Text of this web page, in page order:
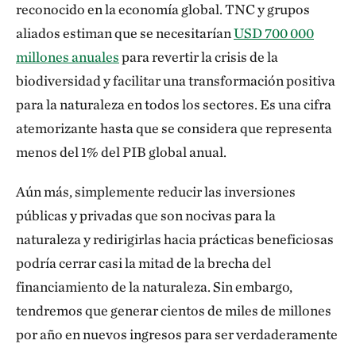
reconocido en la economía global. TNC y grupos
aliados estiman que se necesitaríanUSD 700 000
millones anualespara revertir la crisis de la
biodiversidad y facilitar una transformación positiva
para la naturaleza en todos los sectores. Es una cifra
atemorizante hasta que se considera que representa
menos del 1% del PIB global anual.
Aún más, simplemente reducir las inversiones
públicas y privadas que son nocivas para la
naturaleza y redirigirlas hacia prácticas beneficiosas
podría cerrar casi la mitad de la brecha del
financiamiento de la naturaleza. Sin embargo,
tendremos que generar cientos de miles de millones
por año en nuevos ingresos para ser verdaderamente